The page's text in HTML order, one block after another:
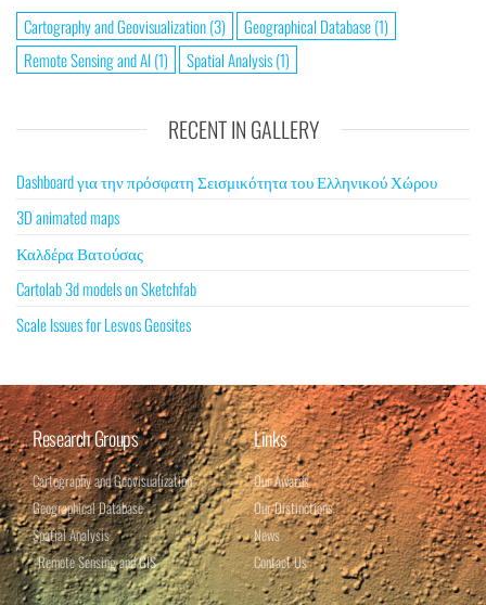
Cartography and Geovisualization(3) Geographical Database(1)
Remote Sensing and AI(1) Spatial Analysis(1)
RECENT IN GALLERY
Dashboard για την πρόσφατη Σεισμικότητα του Ελληνικού Χώρου
3D animated maps
Καλδέρα Βατούσας
Cartolab 3d models on Sketchfab
Scale Issues for Lesvos Geosites
Research Groups
Cartography and Geovisualization
Geographical Database​
Spatial Analysis​
Remote Sensing and GIS
Links
Our Awards
Our Distinctions
News
Contact Us